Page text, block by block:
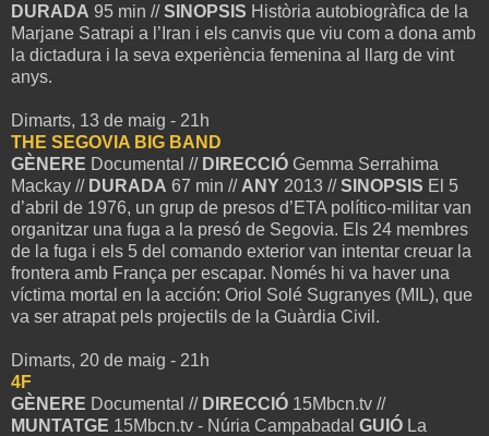
DURADA 95 min //SINOPSIS Història autobiogràfica de la
Marjane Satrapi a l’Iran i els canvis que viu com a dona amb
la dictadura i la seva experiència femenina al llarg de vint
anys.
Dimarts, 13 de maig - 21h
THE SEGOVIA BIG BAND
GÈNERE Documental // DIRECCIÓ Gemma Serrahima
Mackay // DURADA 67 min // ANY 2013 //SINOPSIS El 5
d’abril de 1976, un grup de presos d’ETA político-militar van
organitzar una fuga a la presó de Segovia. Els 24 membres
de la fuga i els 5 del comando exterior van intentar creuar la
frontera amb França per escapar. Només hi va haver una
víctima mortal en la acción: Oriol Solé Sugranyes (MIL), que
va ser atrapat pels projectils de la Guàrdia Civil.
Dimarts, 20 de maig - 21h
4F
GÈNERE Documental // DIRECCIÓ 15Mbcn.tv //
MUNTATGE 15Mbcn.tv - Núria Campabadal GUIÓ La